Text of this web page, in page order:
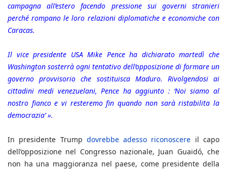
campagna all’estero facendo pressione sui governi stranieri
perché rompano le loro relazioni diplomatiche e economiche con
Caracas.
Il vice presidente USA Mike Pence ha dichiarato martedì che
Washington sosterrà ogni tentativo dell’opposizione di formare un
governo provvisorio che sostituisca Maduro. Rivolgendosi ai
cittadini medi venezuelani, Pence ha aggiunto : ‘Noi siamo al
nostro fianco e vi resteremo fin quando non sarà ristabilita la
democrazia’ ».
In presidente Trump dovrebbe adesso riconoscere il capo
dell’opposizione nel Congresso nazionale, Juan Guaidó, che
non ha una maggioranza nel paese, come presidente della